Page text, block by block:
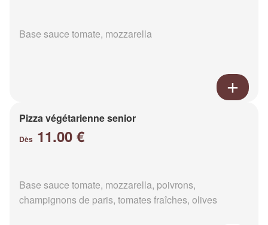
Base sauce tomate, mozzarella
Pizza végétarienne senior
Dès 11.00 €
Base sauce tomate, mozzarella, poivrons,
champignons de paris, tomates fraîches, olives